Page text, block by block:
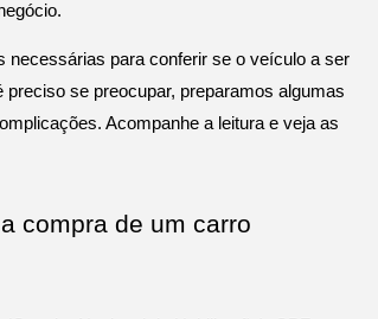
necessárias para conferir se o veículo a ser
se preocupar, preparamos algumas
Acompanhe a leitura e veja as
compra de um carro